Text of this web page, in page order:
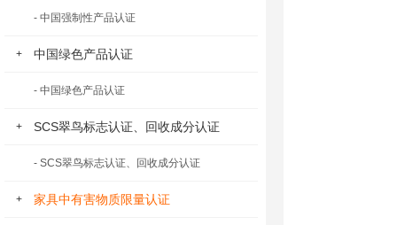
- 中国强制性产品认证
+ 中国绿色产品认证
- 中国绿色产品认证
+ SCS翠鸟标志认证、回收成分认证
- SCS翠鸟标志认证、回收成分认证
+ 家具中有害物质限量认证